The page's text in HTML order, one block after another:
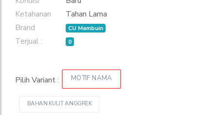
Ketahanan
Tahan Lama
Brand
CU Mambuin
Terjual : 0
Pilih Variant : MOTIF NAMA
BAHAN KULIT ANGGREK